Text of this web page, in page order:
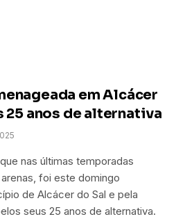
em Alcácer
25 anos de alternativa
nas últimas temporadas
foi este domingo
de Alcácer do Sal e pela
seus 25 anos de alternativa.